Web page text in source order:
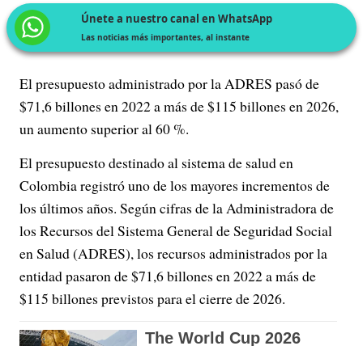
Únete a nuestro canal en WhatsApp
Las noticias más importantes, al instante
El presupuesto administrado por la ADRES pasó de
$71,6 billones en 2022 a más de $115 billones en 2026,
un aumento superior al 60 %.
El presupuesto destinado al sistema de salud en
Colombia registró uno de los mayores incrementos de
los últimos años. Según cifras de la Administradora de
los Recursos del Sistema General de Seguridad Social
en Salud (ADRES), los recursos administrados por la
entidad pasaron de $71,6 billones en 2022 a más de
$115 billones previstos para el cierre de 2026.